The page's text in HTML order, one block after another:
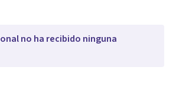
no ha recibido ninguna